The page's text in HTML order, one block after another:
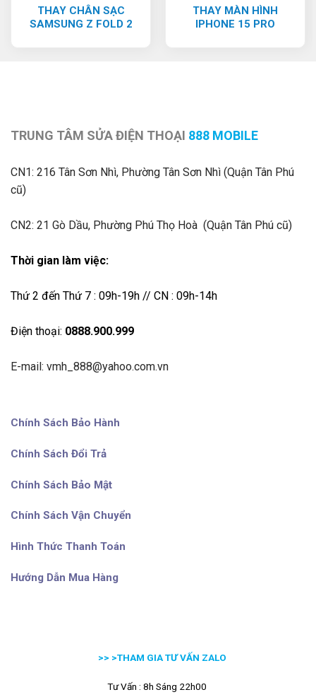
THAY CHÂN SẠC
SAMSUNG Z FOLD 2
THAY MÀN HÌNH
IPHONE 15 PRO
TRUNG TÂM SỬA ĐIỆN THOẠI 888 MOBILE
CN1: 216 Tân Sơn Nhì, Phường Tân Sơn Nhì (Quận Tân Phú
cũ)
CN2: 21 Gò Dầu, Phường Phú Thọ Hoà (Quận Tân Phú cũ)
Thời gian làm việc:
Thứ 2 đến Thứ 7 : 09h-19h // CN : 09h-14h
Điện thoại: 0888.900.999
E-mail: vmh_888@yahoo.com.vn
Chính Sách Bảo Hành
Chính Sách Đổi Trả
Chính Sách Bảo Mật
Chính Sách Vận Chuyển
Hình Thức Thanh Toán
Hướng Dẫn Mua Hàng
>> >THAM GIA TƯ VẤN ZALO
Tư Vấn : 8h Sáng 22h00